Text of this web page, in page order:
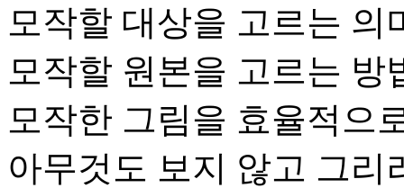
모작할 대상을 고르는 의
모작할 원본을 고르는 방
모작한 그림을 효율적으
아무것도 보지 않고 그리